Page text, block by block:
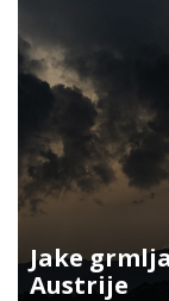
Jake
Austrije